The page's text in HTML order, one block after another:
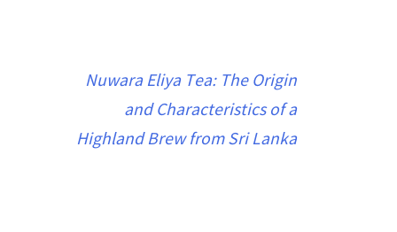
Nuwara Eliya Tea: The Origin
and Characteristics of a
Highland Brew from Sri Lanka